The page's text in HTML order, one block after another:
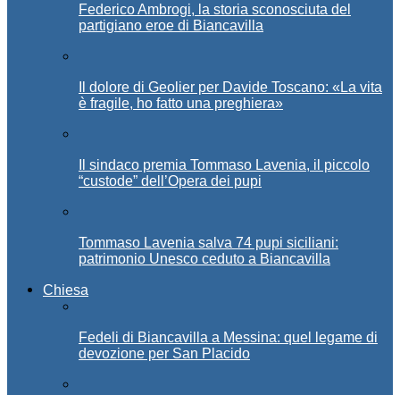
Federico Ambrogi, la storia sconosciuta del
partigiano eroe di Biancavilla
Il dolore di Geolier per Davide Toscano: «La vita
è fragile, ho fatto una preghiera»
Il sindaco premia Tommaso Lavenia, il piccolo
“custode” dell’Opera dei pupi
Tommaso Lavenia salva 74 pupi siciliani:
patrimonio Unesco ceduto a Biancavilla
Chiesa
Fedeli di Biancavilla a Messina: quel legame di
devozione per San Placido